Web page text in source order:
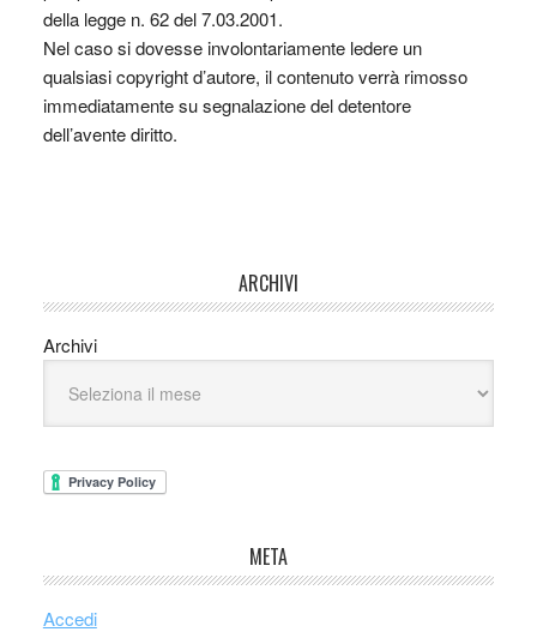
della legge n. 62 del 7.03.2001.
Nel caso si dovesse involontariamente ledere un
qualsiasi copyright d’autore, il contenuto verrà rimosso
immediatamente su segnalazione del detentore
dell’avente diritto.
ARCHIVI
Archivi
META
Accedi